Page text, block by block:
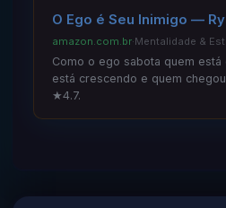
O Ego é Seu Inimigo —
amazon.com.br·Mentalidade &
Como o ego sabota quem está
está crescendo e quem
★4.7.